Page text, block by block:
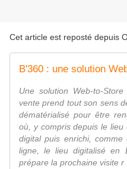
Cet article est reposté depuis
B'360 : une solution
Une solution Web-to-
vente prend tout son sens
dématérialisé pour être
où, y compris depuis le
digital puis enrichi,
ligne, le lieu digitalisé en
prépare la prochaine visite r